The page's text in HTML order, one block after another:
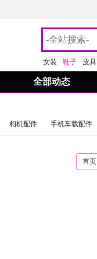
女装 鞋子 皮具
全部动态
相机配件 手机车载配件
首页